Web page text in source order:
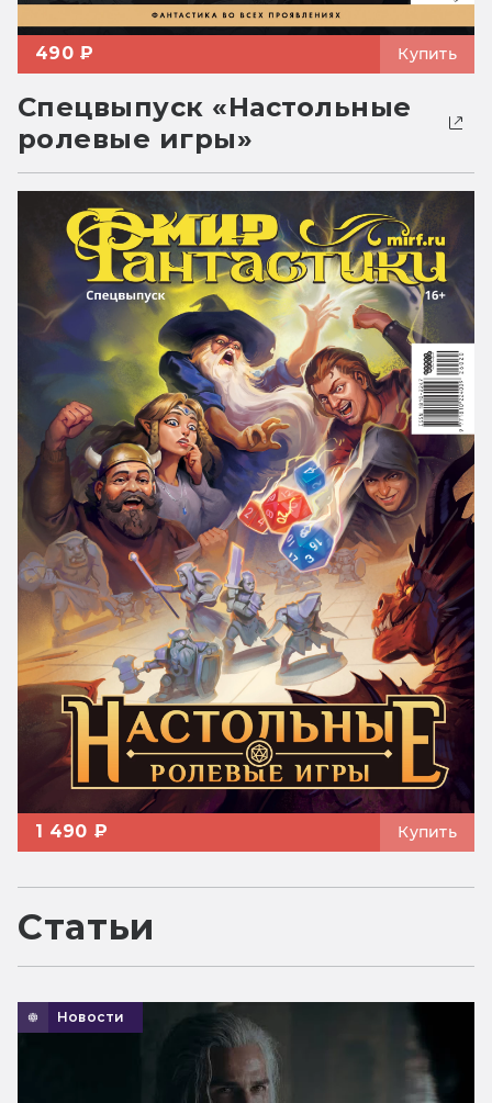
490 ₽ Купить
Спецвыпуск «Настольные
ролевые игры»
1 490 ₽ Купить
Статьи
Новости